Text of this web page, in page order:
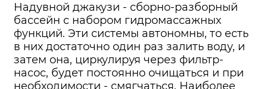
Надувной джакузи - сборно-разборный
бассейн с набором гидромассажных
функций. Эти системы автономны, то есть
в них достаточно один раз залить воду, и
затем она, циркулируя через фильтр-
насос, будет постоянно очищаться и при
необходимости - смягчаться. Наиболее